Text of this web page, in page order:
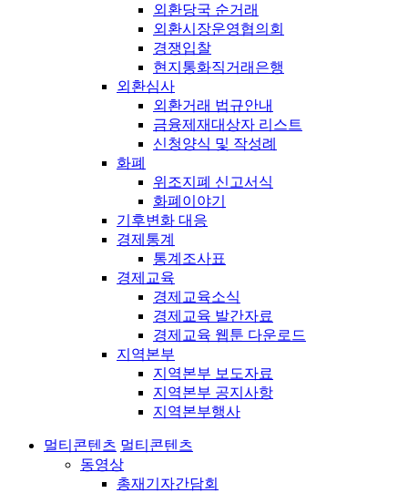
외환당국 순거래
외환시장운영협의회
경쟁입찰
현지통화직거래은행
외환심사
외환거래 법규안내
금융제재대상자 리스트
신청양식 및 작성례
화폐
위조지폐 신고서식
화폐이야기
기후변화 대응
경제통계
통계조사표
경제교육
경제교육소식
경제교육 발간자료
경제교육 웹툰 다운로드
지역본부
지역본부 보도자료
지역본부 공지사항
지역본부행사
멀티콘텐츠 멀티콘텐츠
동영상
총재기자간담회